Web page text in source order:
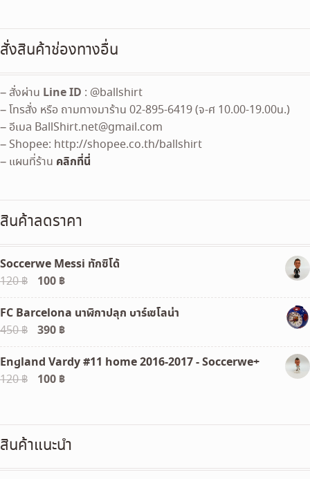
สั่งสินค้าช่องทางอื่น
– สั่งผ่าน Line ID : @ballshirt
– โทรสั่ง หรือ ถามทางมาร้าน 02-895-6419 (จ-ศ 10.00-19.00น.)
– อีเมล BallShirt.net@gmail.com
– Shopee: http://shopee.co.th/ballshirt
– แผนที่ร้าน คลิกที่นี่
สินค้าลดราคา
Soccerwe Messi ทักซิโด้
120฿
Original
price
was:
120 ฿.
100 ฿Current
price
is:
100 ฿.
FC Barcelona นาฬิกาปลุก บาร์เซโลน่า
450฿
Original
price
was:
450 ฿.
390 ฿Current
price
is:
390 ฿.
England Vardy #11 home 2016-2017 - Soccerwe+
120฿
Original
100 ฿Current
สินค้าแนะนำ